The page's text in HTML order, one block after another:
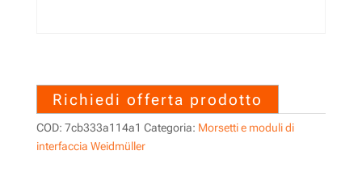
Richiedi offerta prodotto
COD: 7cb333a114a1 Categoria: Morsetti e moduli di
interfaccia Weidmüller